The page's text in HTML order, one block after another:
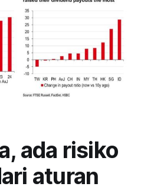
ada risiko
aturan